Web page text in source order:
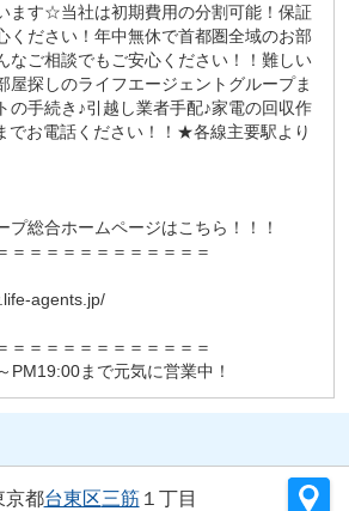
ます☆当社は初期費用の分割可能！保証
ください！年中無休で首都圏全域のお部
ご相談でもご安心ください！！難しい
屋探しのライフエージェントグループま
の手続き♪引越し業者手配♪家電の回収作
でお電話ください！！★各線主要駅より
プ総合ホームページはこちら！！！
＝＝＝＝＝＝＝＝＝＝＝＝
agents.jp/
＝＝＝＝＝＝＝＝＝＝＝＝
PM19:00まで元気に営業中！
京都台東区三筋１丁目